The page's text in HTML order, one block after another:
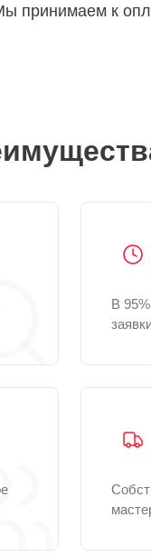
принимаем к
В